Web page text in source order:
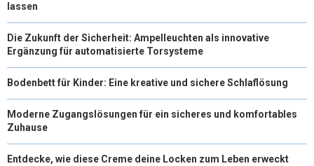
lassen
Die Zukunft der Sicherheit: Ampelleuchten als innovative
Ergänzung für automatisierte Torsysteme
Bodenbett für Kinder: Eine kreative und sichere Schlaflösung
Moderne Zugangslösungen für ein sicheres und komfortables
Zuhause
Entdecke, wie diese Creme deine Locken zum Leben erweckt